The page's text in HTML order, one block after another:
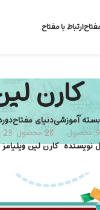
ارتباط با مفتاح
کارن
بسته آموزشی
9 محصول
دنیای مفتاح
28 محصول
23 محصول
نویسنده کارن لین ویلیامز